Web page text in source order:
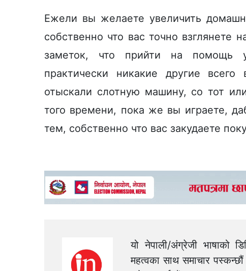
Ежели вы желаете увеличить
собственно что вас точно взглянете
заметок, что прийти на помощь
практически никакие другие
отыскали слотную машину, со тот
того времени, пока же вы играете,
тем, собственно что вас закудаете
यो नेपाली/अंग्रेजी भाषाको
महत्वका साथ समाचार